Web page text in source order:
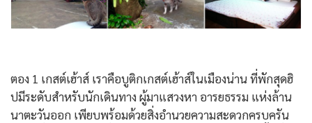
ตอง 1 เกสต์เฮ้าส์ เราคือบูติกเกสต์เฮ้าส์ในเมืองน่าน ที่พักสุดฮิ
ปมีระดับสำหรับนักเดินทาง ผู้มาแสวงหา อารยธรรม แห่งล้าน
นาตะวันออก เพียบพร้อมด้วยสิ่งอำนวยความสะดวกครบครัน